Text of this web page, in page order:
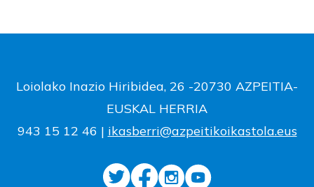
Loiolako Inazio Hiribidea, 26 -20730 AZPEITIA-
EUSKAL HERRIA
943 15 12 46 | ikasberri@azpeitikoikastola.eus